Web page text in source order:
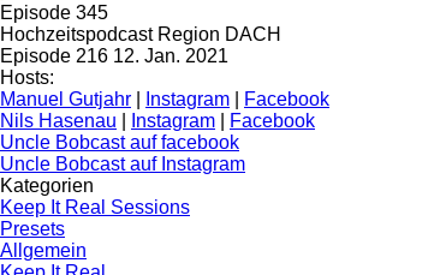
Episode 345
Hochzeitspodcast Region DACH
Episode 216 12. Jan. 2021
Hosts:
Manuel Gutjahr
Instagram
Facebook
Nils Hasenau
Instagram
Facebook
Uncle Bobcast auf facebook
Uncle Bobcast auf Instagram
Kategorien
Keep It Real Sessions
Presets
Allgemein